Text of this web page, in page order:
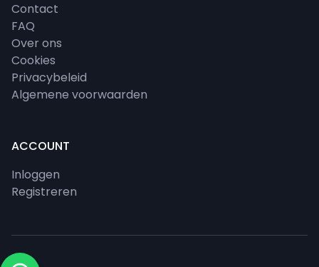
Contact
FAQ
Over ons
Cookies
Privacybeleid
Algemene voorwaarden
ACCOUNT
Inloggen
Registreren